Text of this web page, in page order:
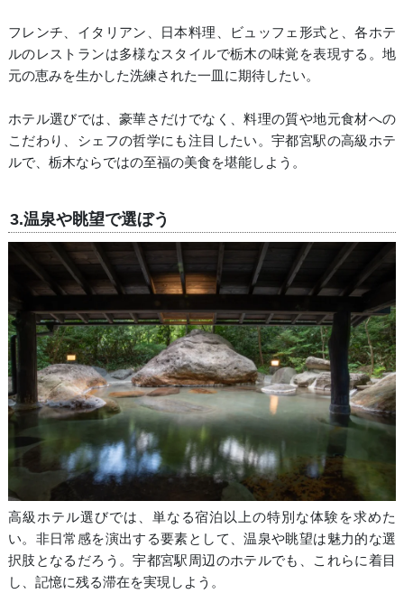
フレンチ、イタリアン、日本料理、ビュッフェ形式と、各ホテ
ルのレストランは多様なスタイルで栃木の味覚を表現する。地
元の恵みを生かした洗練された一皿に期待したい。
ホテル選びでは、豪華さだけでなく、料理の質や地元食材への
こだわり、シェフの哲学にも注目したい。宇都宮駅の高級ホテ
ルで、栃木ならではの至福の美食を堪能しよう。
3.温泉や眺望で選ぼう
高級ホテル選びでは、単なる宿泊以上の特別な体験を求めた
い。非日常感を演出する要素として、温泉や眺望は魅力的な選
択肢となるだろう。宇都宮駅周辺のホテルでも、これらに着目
し、記憶に残る滞在を実現しよう。